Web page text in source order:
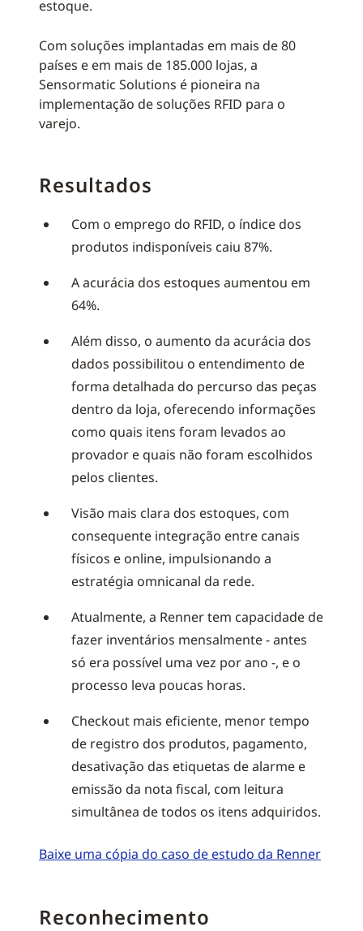
estoque.
Com soluções implantadas em mais de 80
países e em mais de 185.000 lojas, a
Sensormatic Solutions é pioneira na
implementação de soluções RFID para o
varejo.
Resultados
Com o emprego do RFID, o índice dos
produtos indisponíveis caiu 87%.
A acurácia dos estoques aumentou em
64%.
Além disso, o aumento da acurácia dos
dados possibilitou o entendimento de
forma detalhada do percurso das peças
dentro da loja, oferecendo informações
como quais itens foram levados ao
provador e quais não foram escolhidos
pelos clientes.
Visão mais clara dos estoques, com
consequente integração entre canais
físicos e online, impulsionando a
estratégia omnicanal da rede.
Atualmente, a Renner tem capacidade de
fazer inventários mensalmente - antes
só era possível uma vez por ano -, e o
processo leva poucas horas.
Checkout mais eficiente, menor tempo
de registro dos produtos, pagamento,
desativação das etiquetas de alarme e
emissão da nota fiscal, com leitura
simultânea de todos os itens adquiridos.
Baixe uma cópia do caso de estudo da Renner
Reconhecimento